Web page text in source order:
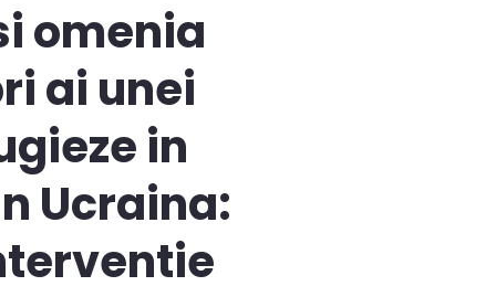
omenia
ai unei
in
Ucraina: